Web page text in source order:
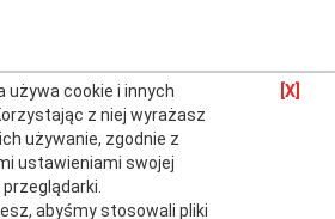
używa cookie i innych
z niej wyrażasz
używanie, zgodnie z
ustawieniami swojej
przeglądarki
abyśmy stosowali pliki
[X]